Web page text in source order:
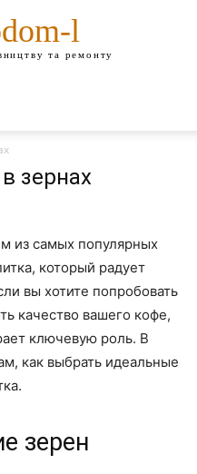
l
та ремонту
зернах
из самых популярных
который радует
вы хотите попробовать
качество вашего кофе,
ключевую роль. В
как выбрать идеальные
зерен